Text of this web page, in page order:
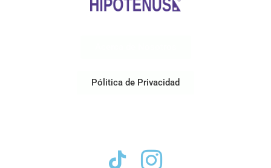
Pólitica de Privacidad